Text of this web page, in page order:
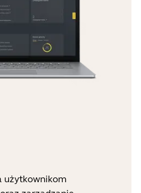
użytkownikom